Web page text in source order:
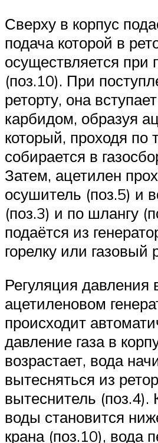
Сверху в корпус
подача которой в
осуществляется при
(поз.10). При
реторту, она
карбидом, образуя
который, проходя по
собирается в
Затем, ацетилен
осушитель (поз.5) и
(поз.3) и по шлангу
подаётся из
горелку или газовый
Регуляция давления
ацетиленовом
происходит
давление газа в
возрастает, вода
вытесняться из
вытеснитель (поз.4).
воды становится
крана (поз.10), вода